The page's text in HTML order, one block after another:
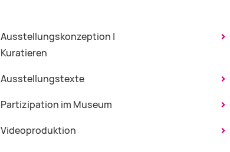
Ausstellungskonzeption |
Kuratieren
Ausstellungstexte
Partizipation im Museum
Videoproduktion